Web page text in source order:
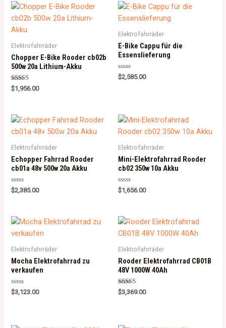
Elektrofahrräder
Chopper E-Bike Rooder cb02b
500w 20a Lithium-Akku
Rated
5.00
$1,956.00
Elektrofahrräder
E-Bike Cappu für die
Essenslieferung
Rated
0
$2,585.00
Elektrofahrräder
Echopper Fahrrad Rooder
cb01a 48v 500w 20a Akku
Rated
0
$2,385.00
Elektrofahrräder
Mini-Elektrofahrrad Rooder
cb02 350w 10a Akku
Rated
0
$1,656.00
Elektrofahrräder
Mocha Elektrofahrrad zu
verkaufen
Rated
0
$3,123.00
Elektrofahrräder
Rooder Elektrofahrrad CB01B
48V 1000W 40Ah
Rated
5.00
$3,369.00